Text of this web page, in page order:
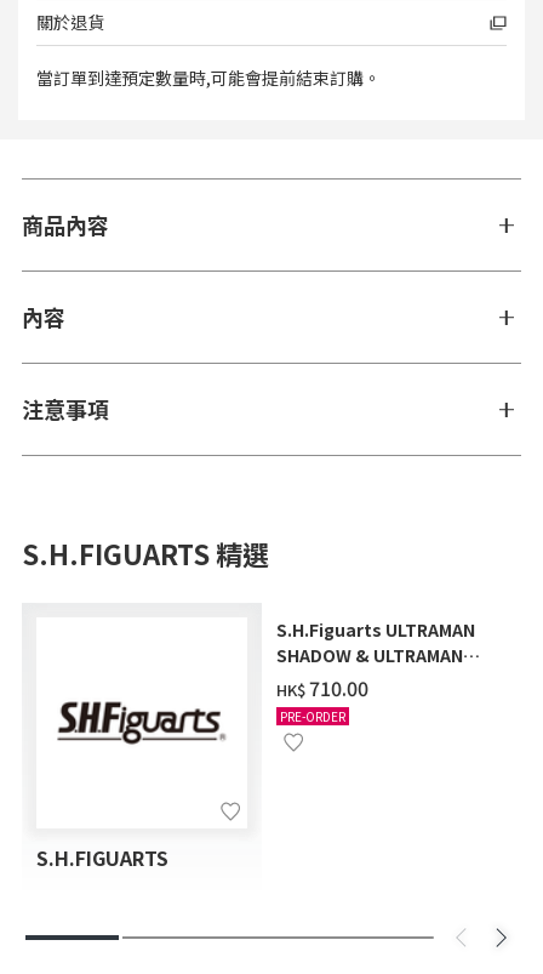
關於退貨
當訂單到達預定數量時,可能會提前結束訂購。
商品內容
內容
注意事項
S.H.FIGUARTS 精選
S.H.FIGUARTS
S.H.Figuarts ULTRAMAN
SHADOW & ULTRAMAN
ZEARTH OPTION PARTS
SET
HK$‌710.00
PRE-ORDER